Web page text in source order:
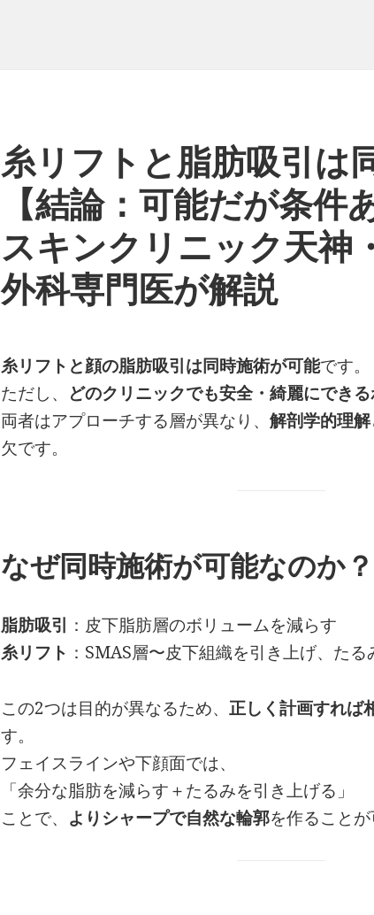
糸リフトと脂肪吸引は
【結論：可能だが条件
スキンクリニック天神
外科専門医が解説
糸リフトと顔の脂肪吸引は同時施術が可能です。
ただし、
どのクリニックでも安全・綺麗にできる
両者はアプローチする層が異なり、解剖学的理
欠です。
なぜ同時施術が可能なのか？
脂肪吸引 ：皮下脂肪層のボリュームを減らす
糸リフト ：SMAS層〜皮下組織を引き上げ、たる
この2つは目的が異なるため、正しく計画すれば
す。
フェイスラインや下顔面では、
「余分な脂肪を減らす＋たるみを引き上げる」
ことで、 よりシャープで自然な輪郭を作ることが